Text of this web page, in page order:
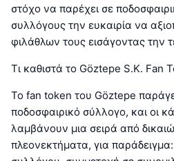
στόχο να παρέχει σε
συλλόγους την ευκαιρία να
φιλάθλων τους εισάγοντας την
Τι καθιστά το Göztepe S.K. Fan
Το fan token του Göztepe
ποδοσφαιρικό σύλλογο, και οι
λαμβάνουν μια σειρά από
πλεονεκτήματα, για